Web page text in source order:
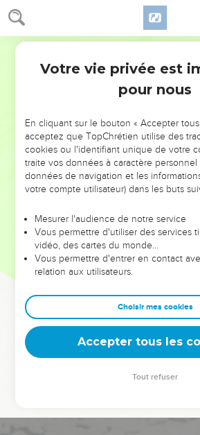
NE MANQUEZ PAS
DE
ET SI LEURS ERREURS POUVAIENT
VOTRES ?
leur foi ou leur vision. Mais on voit moins
et les saisons difficiles qu'ils ont
sont elles qui les ont
Dans cette conférence, leaders,
clés pour avancer avec plus de sagesse
deviennent vos tremplins. Que vous
équipe, un groupe ou une famille, leur
Votre vie privée est
pour nous
En cliquant sur le bouton « Accepter
acceptez que TopChrétien utilise des
cookies ou l'identifiant unique de votre
traite vos données à caractère personnel
données de navigation et les
votre compte utilisateur) dans les buts
Mesurer l'audience de notre service
Vous permettre d'utiliser des services
vidéo, des cartes du monde…
Vous permettre d'entrer en contact
relation aux utilisateurs.
Choisir mes cookies
Accepter tous les
Tout refuser